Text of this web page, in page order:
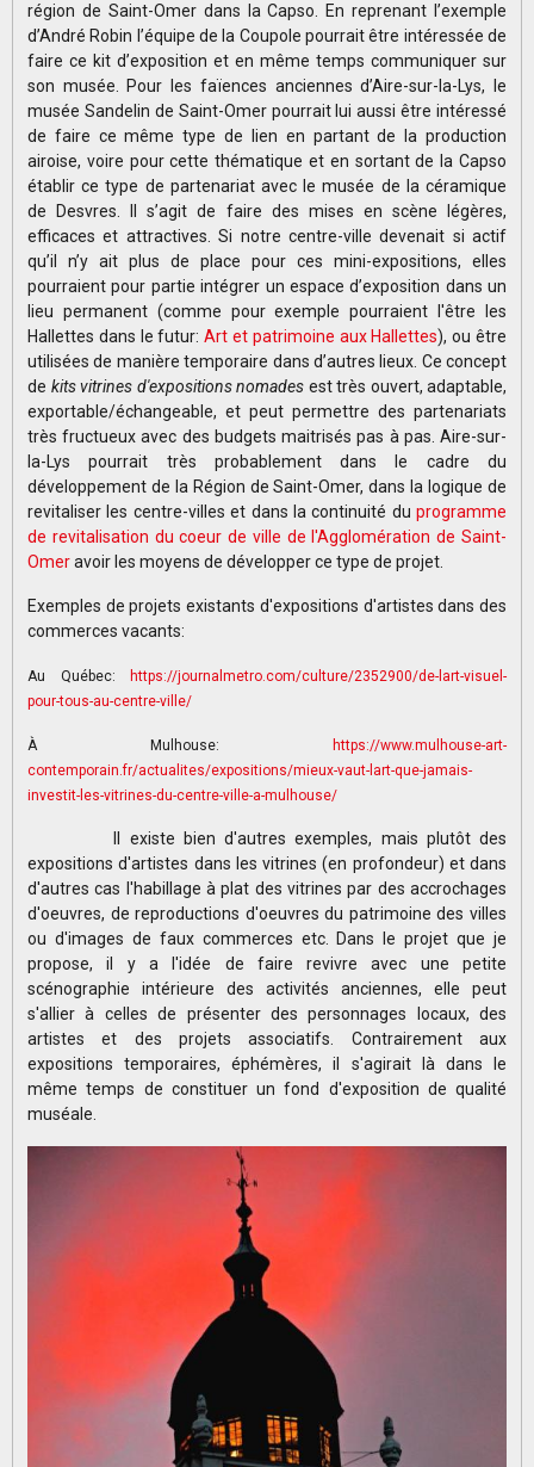
région de Saint-Omer dans la Capso. En reprenant l’exemple
d’André Robin l’équipe de la Coupole pourrait être intéressée de
faire ce kit d’exposition et en même temps communiquer sur
son musée. Pour les faïences anciennes d’Aire-sur-la-Lys, le
musée Sandelin de Saint-Omer pourrait lui aussi être intéressé
de faire ce même type de lien en partant de la production
airoise, voire pour cette thématique et en sortant de la Capso
établir ce type de partenariat avec le musée de la céramique
de Desvres. Il s’agit de faire des mises en scène légères,
efficaces et attractives. Si notre centre-ville devenait si actif
qu’il n’y ait plus de place pour ces mini-expositions, elles
pourraient pour partie intégrer un espace d’exposition dans un
lieu permanent (comme pour exemple pourraient l'être les
Hallettes dans le futur:Art et patrimoine aux Hallettes), ou être
utilisées de manière temporaire dans d’autres lieux. Ce concept
de kits vitrines d'expositions nomades est très ouvert, adaptable,
exportable/échangeable, et peut permettre des partenariats
très fructueux avec des budgets maitrisés pas à pas. Aire-sur-
la-Lys pourrait très probablement dans le cadre du
développement de la Région de Saint-Omer, dans la logique de
revitaliser les centre-villes et dans la continuité du programme
de revitalisation du coeur de ville de l'Agglomération de Saint-
Omeravoir les moyens de développer ce type de projet.
Exemples de projets existants d'expositions d'artistes dans des
commerces vacants:
Au Québec:
https://journalmetro.com/culture/2352900/de-lart-visuel-
pour-tous-au-centre-ville/
À Mulhouse:
https://www.mulhouse-art-
contemporain.fr/actualites/expositions/mieux-vaut-lart-que-jamais-
investit-les-vitrines-du-centre-ville-a-mulhouse/
Il existe bien d'autres exemples, mais plutôt des
expositions d'artistes dans les vitrines (en profondeur) et dans
d'autres cas l'habillage à plat des vitrines par des accrochages
d'oeuvres, de reproductions d'oeuvres du patrimoine des villes
ou d'images de faux commerces etc. Dans le projet que je
propose, il y a l'idée de faire revivre avec une petite
scénographie intérieure des activités anciennes, elle peut
s'allier à celles de présenter des personnages locaux, des
artistes et des projets associatifs. Contrairement aux
expositions temporaires, éphémères, il s'agirait là dans le
même temps de constituer un fond d'exposition de qualité
muséale.